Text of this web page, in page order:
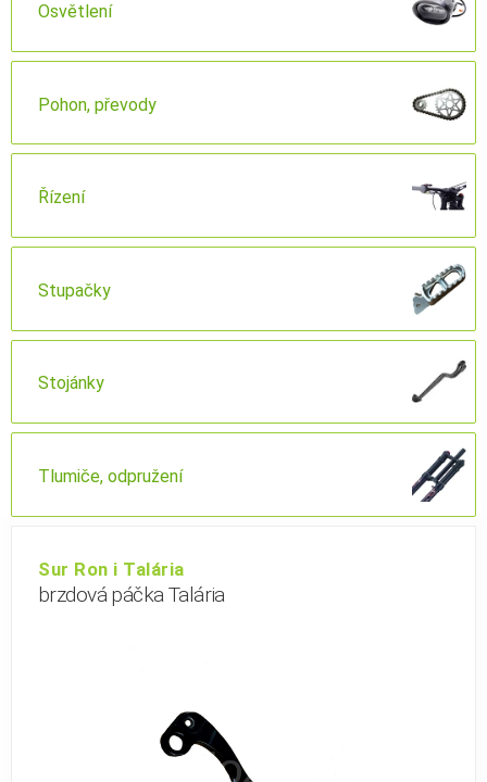
Osvětlení
Pohon, převody
Řízení
Stupačky
Stojánky
Tlumiče, odpružení
Sur Ron i Talária
brzdová páčka Talária